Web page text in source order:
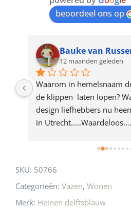
product
beoordeel ons op
Bauke van
12 maanden geleden
Waarom in hemelsnaam
de klippen  laten lopen?
design liefhebbers nu
in
SKU: 50766
Categorieën: Vazen, Wonen
Merk: Heinen delftsblauw